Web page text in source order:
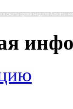
в сжаты сроки медали Алматы